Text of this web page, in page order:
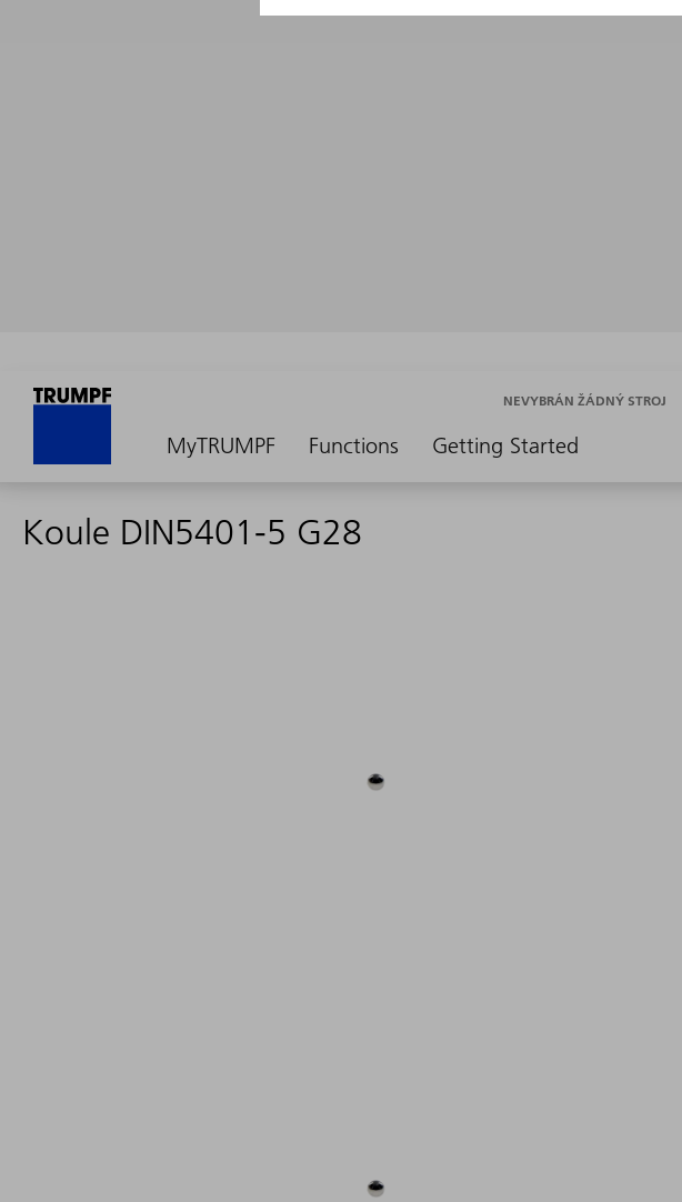
MyTRUMPF Functions Getting Started
NEVYBRÁN ŽÁDNÝ STROJ
Koule DIN5401-5 G28